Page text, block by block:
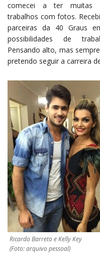
comecei a ter muitas
trabalhos com fotos.
parceiras da 40 Graus
possibilidades de
Pensando alto, mas
pretendo seguir a carreira
Ricardo Barreto e Kelly Key
(Foto: arquivo pessoal)